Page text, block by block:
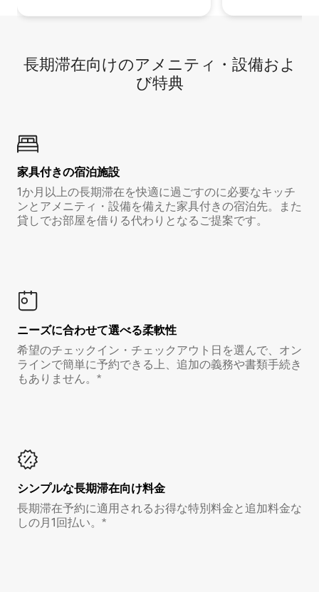
長期滞在向け⁠のア⁠メ⁠ニ⁠テ⁠ィ⁠・設⁠備⁠およ
び特⁠典
家具付き⁠の宿⁠泊⁠施⁠設
1か月以上の長期滞在を快適に過ごすのに必要なキッチ
ンとアメニティ・設備を備えた家具付きの宿泊先。また
貸しでお部屋を借りる代わりとなるご提案です。
ニーズに合わせて選べる柔軟性
希望のチェックイン・チェックアウト日を選んで、オン
ラインで簡単に予約できる上、追加の義務や書類手続き
もありません。*
シンプルな長期滞在向け料金
長期滞在予約に適用されるお得な特別料金と追加料金な
しの月1回払い。*